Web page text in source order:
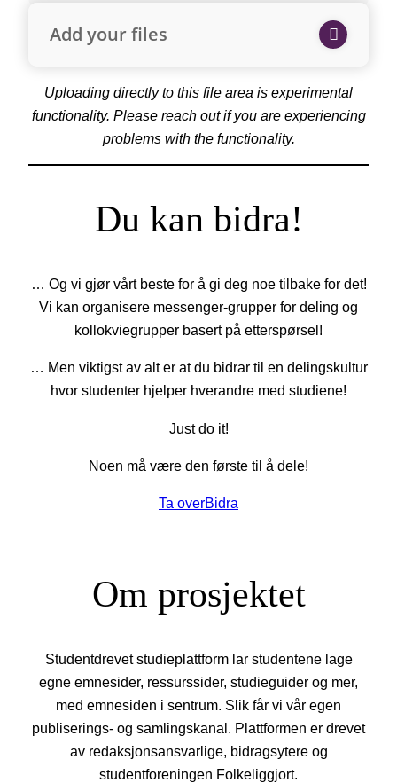
Add your files
Uploading directly to this file area is experimental
functionality. Please reach out if you are experiencing
problems with the functionality.
Du kan bidra!
… Og vi gjør vårt beste for å gi deg noe tilbake for det!
Vi kan organisere messenger-grupper for deling og
kollokviegrupper basert på etterspørsel!
… Men viktigst av alt er at du bidrar til en delingskultur
hvor studenter hjelper hverandre med studiene!
Just do it!
Noen må være den første til å dele!
Ta overBidra
Om prosjektet
Studentdrevet studieplattform lar studentene lage
egne emnesider, ressurssider, studieguider og mer,
med emnesiden i sentrum. Slik får vi vår egen
publiserings- og samlingskanal. Plattformen er drevet
av redaksjonsansvarlige, bidragsytere og
studentforeningen Folkeliggjort.